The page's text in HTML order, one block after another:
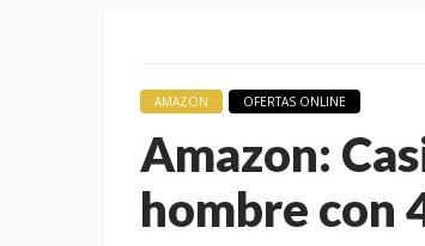
AMAZON OFERTAS ONLINE
Amazon:
hombre con